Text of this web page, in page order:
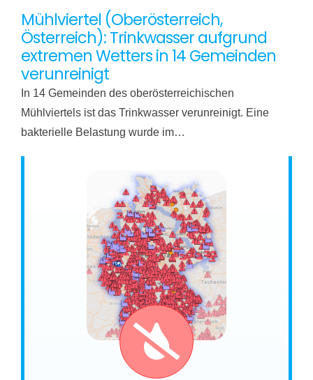
Mühlviertel (Oberösterreich,
Österreich): Trinkwasser aufgrund
extremen Wetters in 14 Gemeinden
verunreinigt
In 14 Gemeinden des oberösterreichischen
Mühlviertels ist das Trinkwasser verunreinigt. Eine
bakterielle Belastung wurde im…